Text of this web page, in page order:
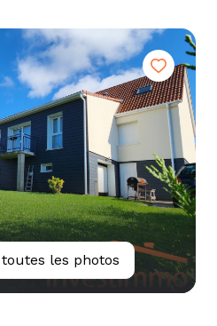
les photos